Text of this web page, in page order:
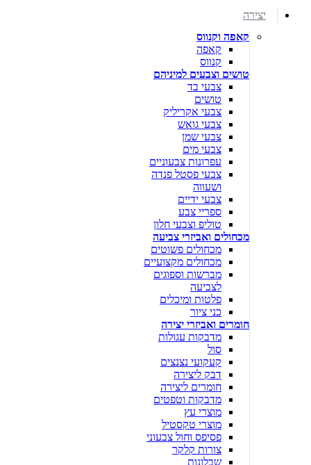
יצירה
קאפה וקנווס
קאפה
קנווס
טושים וצבעים למיניהם
צבעי בד
טושים
צבעי אקריליק
צבעי גואש
צבעי שמן
צבעי מים
עפרונות צבעוניים
צבעי פסטל פנדה
ושעווה
צבעי ידיים
ספריי צבע
טוליפ וצבעי חלון
מכחולים ואביזרי צביעה
מכחולים פשוטים
מכחולים מקצועיים
מברשות וספוגים
לצביעה
פלטות ומיכלים
כני ציור
חומרים ואביזרי יצירה
מדבקות עגולות
סול
קעקועי נצנצים
דבק ליצירה
חומרים ליצירה
מדבקות וטפטים
מוצרי עץ
מוצרי טקסטיל
פסיפס וחול צבעוני
צורות קלקר
שבלונות